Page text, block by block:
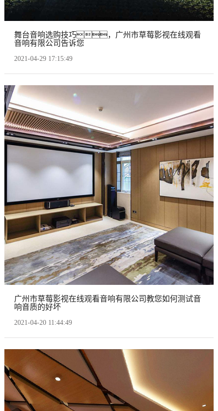
舞台音响选购技巧，广州市草莓影视在线观看
音响有限公司告诉您
2021-04-29 17:15:49
广州市草莓影视在线观看音响有限公司教您如何测试音
响音质的好坏
2021-04-20 11:44:49